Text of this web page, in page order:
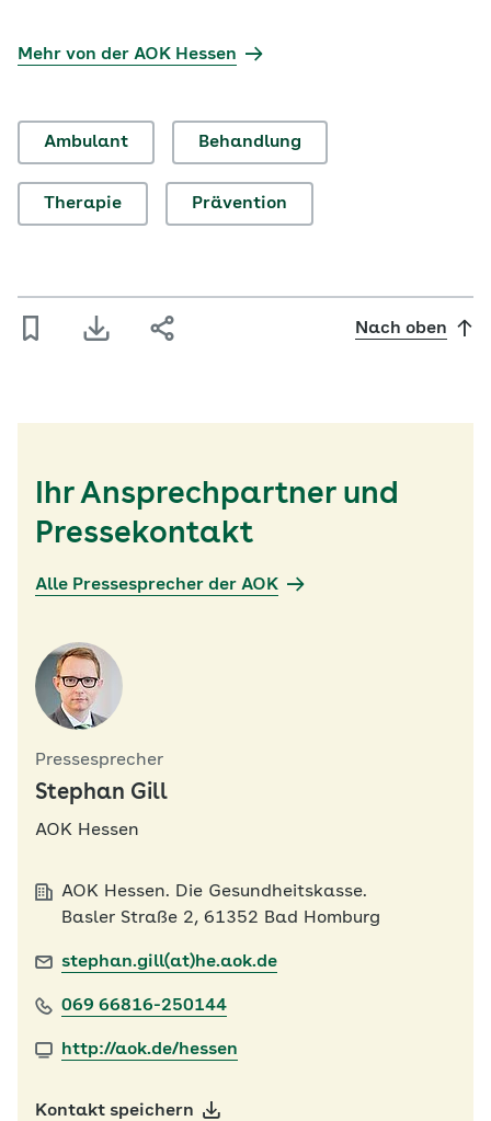
Mehr von der AOK Hessen
Ambulant Behandlung
Therapie Prävention
Nach oben
Ihr Ansprechpartner und
Pressekontakt
Alle Pressesprecher der AOK
Pressesprecher
Stephan Gill
AOK Hessen
AOK Hessen. Die Gesundheitskasse.
Basler Straße 2, 61352 Bad Homburg
stephan.gill(at)he.aok.de
069 66816-250144
http://aok.de/hessen
Kontakt speichern